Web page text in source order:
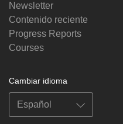
Newsletter
Contenido reciente
Progress Reports
Courses
Cambiar idioma